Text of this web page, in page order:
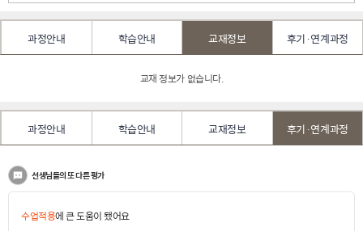
과정안내 학습안내 교재정보 후기·연계과정
교재 정보가 없습니다.
과정안내 학습안내 교재정보 후기·연계과정
선생님들의 또 다른 평가
수업적용에 큰 도움이 됐어요